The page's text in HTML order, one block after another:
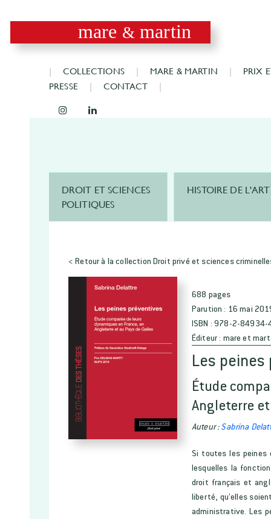
mare & martin
COLLECTIONS MARE & MARTIN
PRIX
PRESSE
CONTACT
DROIT ET SCIENCES
POLITIQUES
HISTOIRE DE L'ART
< Retour à la collection Droit privé et sciences
688 pages
Parution : 16 mai
ISBN : 978-2-84934-
Éditeur : mare et
Les
Étude
Angleterre
Auteur :Sabrina
Si toutes les peines
lesquelles la
droit français et
liberté, qu’elles
administrative. Les